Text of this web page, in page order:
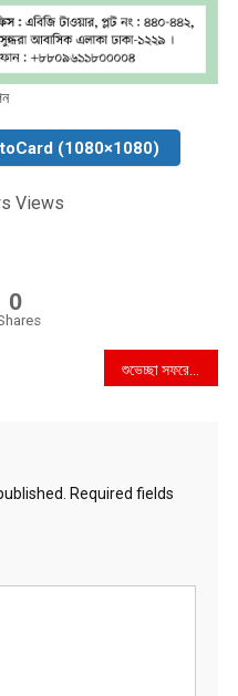
(1080×1080)
Views
0
শুভেচ্ছা সফরে বাংলাদেশ এসেছে ব্রিটিশ নৌবাহিনীর যুদ্ধজাহাজ
Required fields